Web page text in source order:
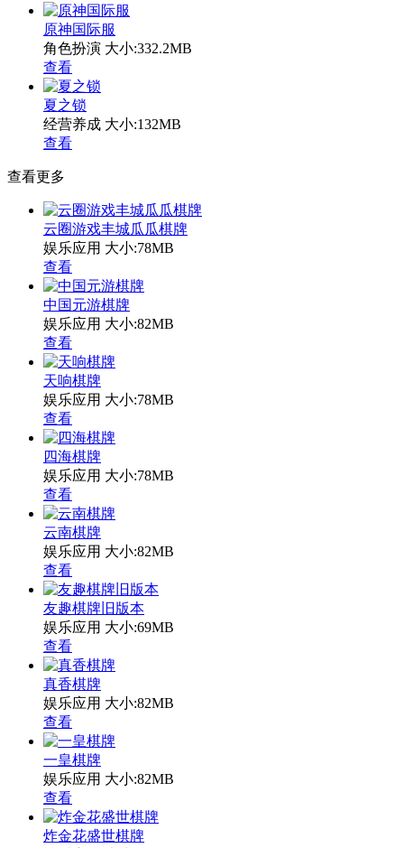
原神国际服
角色扮演 大小:332.2MB
查看
夏之锁
经营养成 大小:132MB
查看
查看更多
云圈游戏丰城瓜瓜棋牌
娱乐应用 大小:78MB
查看
中国元游棋牌
娱乐应用 大小:82MB
查看
天响棋牌
娱乐应用 大小:78MB
查看
四海棋牌
娱乐应用 大小:78MB
查看
云南棋牌
娱乐应用 大小:82MB
查看
友趣棋牌旧版本
娱乐应用 大小:69MB
查看
真香棋牌
娱乐应用 大小:82MB
查看
一皇棋牌
娱乐应用 大小:82MB
查看
炸金花盛世棋牌